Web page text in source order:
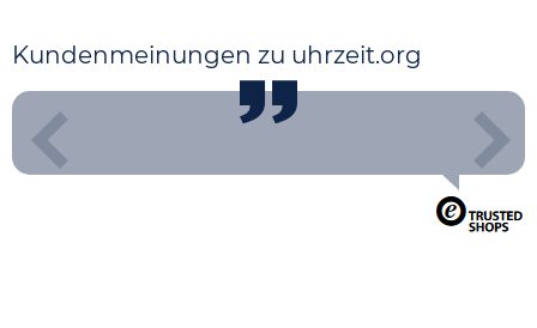
Kundenmeinungen zu uhrzeit.org